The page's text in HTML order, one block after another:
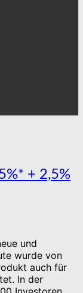
+ 2,5%
und
wurde von
auch für
In der